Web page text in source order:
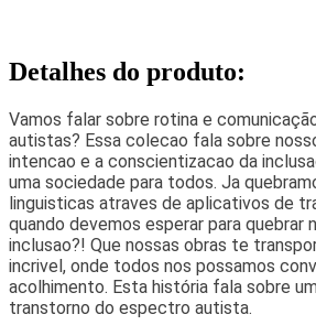
Detalhes do produto:
Vamos falar sobre rotina e
autistas? Essa colecao fala sobre
intencao e a conscientizacao da
uma sociedade para todos. Ja
linguisticas atraves de aplicativos de
quando devemos esperar para quebrar
inclusao?! Que nossas obras te
incrivel, onde todos nos possamos
acolhimento. Esta história fala sobre
transtorno do espectro autista.